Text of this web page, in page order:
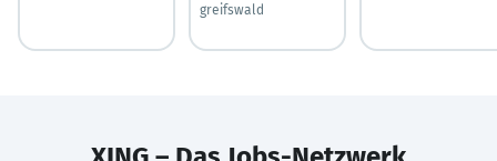
greifswald